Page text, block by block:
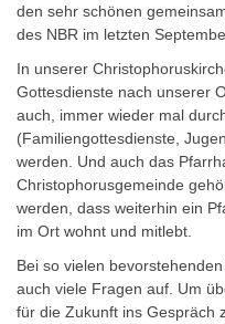
den sehr schönen
des NBR im letzten
In unserer
Gottesdienste nach unserer
auch, immer wieder mal
(Familiengottesdienste,
werden. Und auch das
Christophorusgemeinde
werden, dass weiterhin ein
im Ort wohnt und mitlebt.
Bei so vielen
auch viele Fragen auf. Um
für die Zukunft ins Gespräch